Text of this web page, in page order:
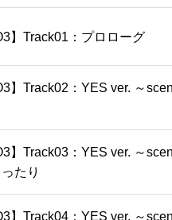
】Track01：プロローグ
】Track02：YES ver. ～
】Track03：YES ver. ～
たり
】Track04：YES ver. ～